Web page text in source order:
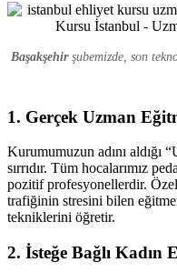
Başakşehirşubemizde, son
1. Gerçek Uzman
Kurumumuzun adını aldığı
sırrıdır. Tüm hocalarımız
pozitif profesyonellerdir.
trafiğinin stresini bilen
tekniklerini öğretir.
2. İsteğe Bağlı Kadın